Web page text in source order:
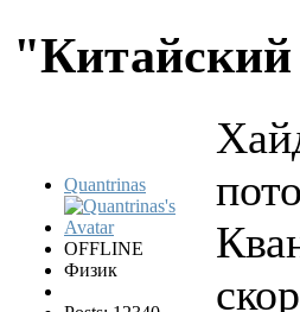
Quantrinas
OFFLINE
Физик